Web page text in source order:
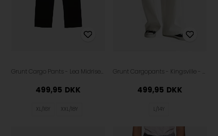
Grunt Cargo Pants - Lea Midrise - Black
499,95 DKK
XL/16Y XXL/18Y
Grunt Cargopants - Kingsville - White
499,95 DKK
L/14Y